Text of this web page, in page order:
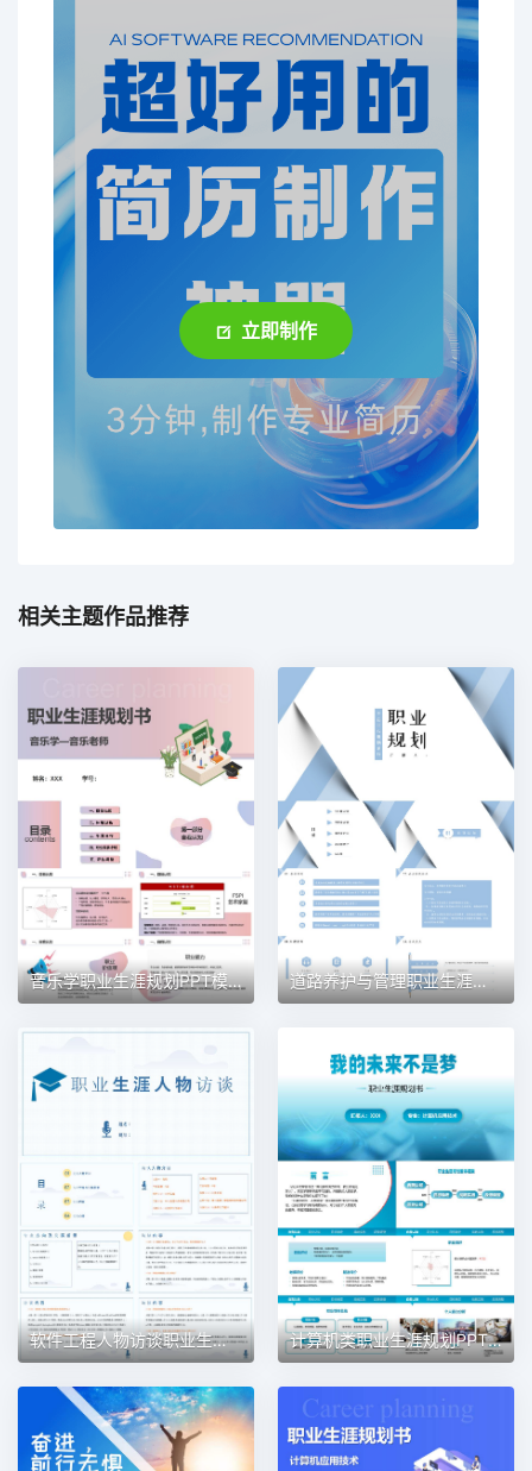
立即制作
相关主题作品推荐
音乐学职业生涯规划PPT模板 道路养护与管理职业生涯规划PPT模板
软件工程人物访谈职业生涯规划PPT模板 计算机类职业生涯规划PPT模板